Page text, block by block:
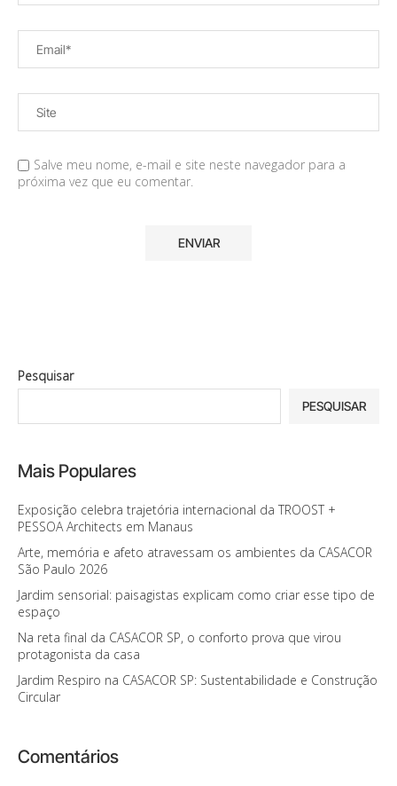
Salve meu nome, e-mail e site neste navegador para a
próxima vez que eu comentar.
Pesquisar
PESQUISAR
Mais Populares
Exposição celebra trajetória internacional da TROOST +
PESSOA Architects em Manaus
Arte, memória e afeto atravessam os ambientes da CASACOR
São Paulo 2026
Jardim sensorial: paisagistas explicam como criar esse tipo de
espaço
Na reta final da CASACOR SP, o conforto prova que virou
protagonista da casa
Jardim Respiro na CASACOR SP: Sustentabilidade e Construção
Circular
Comentários